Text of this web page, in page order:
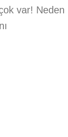
var! Neden